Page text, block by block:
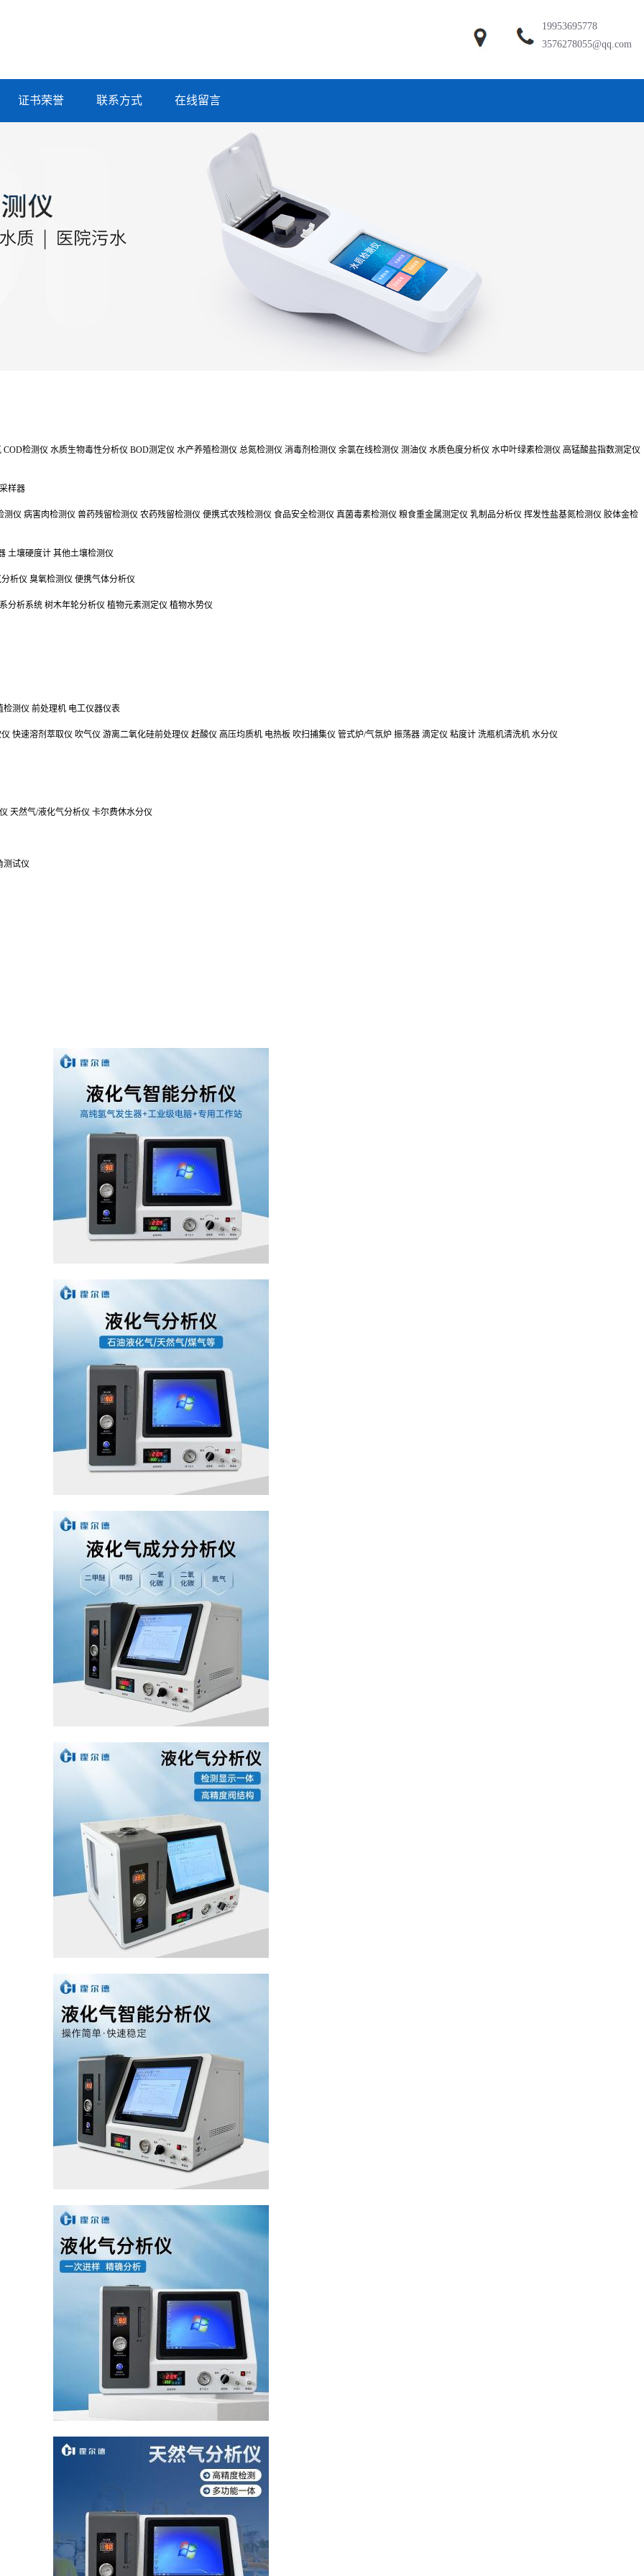
19953695778
3576278055@qq.com
证书荣誉 联系方式 在线留言
COD检测仪 水质生物毒性分析仪 BOD测定仪 水产养殖检测仪 总氮检测仪 消毒剂检测仪 余氯在线检测仪 测油仪 水质色度分析仪 水中叶绿素检测仪 高锰酸盐指数测定仪
样器
测仪 病害肉检测仪 兽药残留检测仪 农药残留检测仪 便携式农残检测仪 食品安全检测仪 真菌毒素检测仪 粮食重金属测定仪 乳制品分析仪 挥发性盐基氮检测仪 胶体金检
土壤硬度计 其他土壤检测仪
析仪 臭氧检测仪 便携气体分析仪
分析系统 树木年轮分析仪 植物元素测定仪 植物水势仪
检测仪 前处理机 电工仪器仪表
快速溶剂萃取仪 吹气仪 游离二氧化硅前处理仪 赶酸仪 高压均质机 电热板 吹扫捕集仪 管式炉/气氛炉 振荡器 滴定仪 粘度计 洗瓶机清洗机 水分仪
天然气/液化气分析仪 卡尔费休水分仪
测试仪